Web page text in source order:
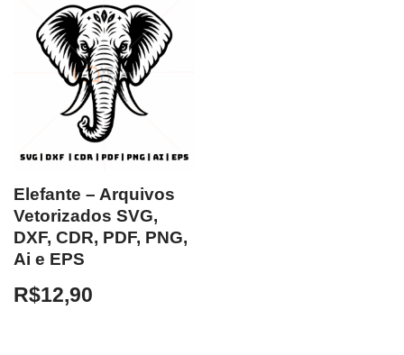
Elefante – Arquivos
Vetorizados SVG,
DXF, CDR, PDF, PNG,
Ai e EPS
R$12,90